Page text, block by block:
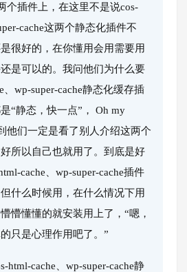
个插件上，在这里不是说cos-
cache这两个静态化插件不
很好的，在你懂用会用需要用
是可以的。我问他们为什么要
、wp-super-cache静态化缓存插
“静态，快一点”， Oh my
他们一定是看了别人介绍这两个
所以自己也就用了。到底是好
cache、wp-super-cache插件
什么时候用，在什么情况下用
懵懂懂的就安装用上了，“嗯，
只是心理作用吧了。”
html-cache、wp-super-cache静